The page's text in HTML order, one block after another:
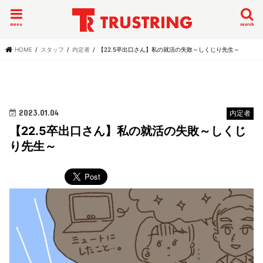
search
menu
HOME スタッフ 内定者 【22.5卒出口さん】私の就活の失敗～しくじり先生～
内定者
2023.01.04
【22.5卒出口さん】私の就活の失敗～しくじ
り先生～